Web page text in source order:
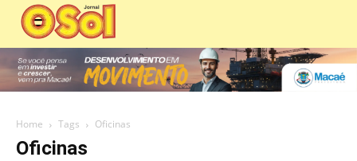
Home Tags Oficinas
Oficinas